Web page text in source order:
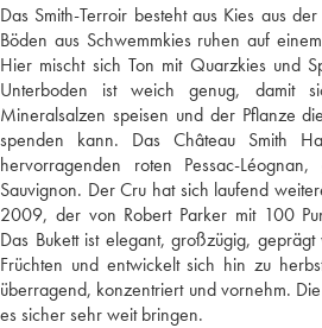
Das Smith-Terroir besteht aus Kies aus
Böden aus Schwemmkies ruhen auf
Hier mischt sich Ton mit Quarzkies und
Unterboden ist weich genug, damit
Mineralsalzen speisen und der Pflanze
spenden kann. Das Château Smith
hervorragenden roten Pessac-
Sauvignon. Der Cru hat sich laufend
2009, der von Robert Parker mit 100
Das Bukett ist elegant, großzügig,
Früchten und entwickelt sich hin zu
überragend, konzentriert und vornehm.
es sicher sehr weit bringen.